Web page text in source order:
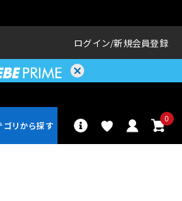
ログイン 新規会員登録
0